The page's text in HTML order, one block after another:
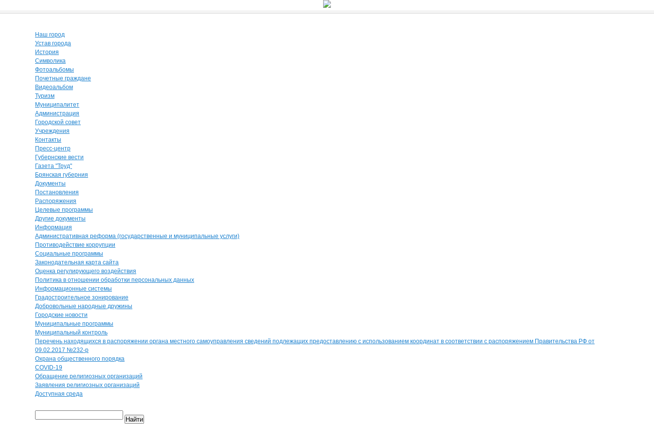
Наш город
Устав города
История
Символика
Фотоальбомы
Почетные граждане
Видеоальбом
Туризм
Муниципалитет
Администрация
Городской совет
Учреждения
Контакты
Пресс-центр
Губернские вести
Газета "Труд"
Брянская губерния
Документы
Постановления
Распоряжения
Целевые программы
Другие документы
Информация
Административная реформа (государственные и муниципальные услуги)
Противодействие коррупции
Социальные программы
Законодательная карта сайта
Оценка регулирующего воздействия
Политика в отношении обработки персональных данных
Информационные системы
Градостроительное зонирование
Добровольные народные дружины
Городские новости
Муниципальные программы
Муниципальный контроль
Перечень находящихся в распоряжении органа местного самоуправления сведений подлежащих предоставлению с использованием координат в соответствии с распоряжением Правительства РФ от
09.02.2017 №232-р
Охрана общественного порядка
COVID-19
Обращение религиозных организаций
Заявления религиозных организаций
Доступная среда
Найти